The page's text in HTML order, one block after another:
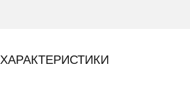
ХАРАКТЕРИСТИКИ